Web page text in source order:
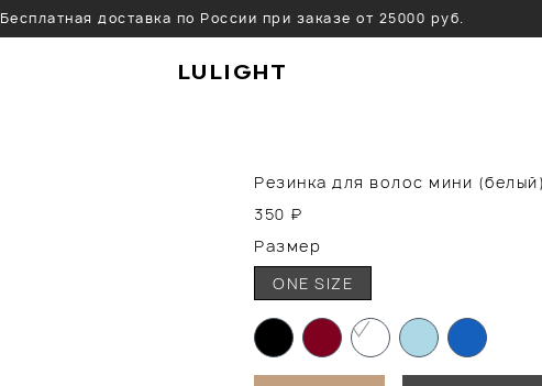
Бесплатная доставка по России при заказе от 25000 руб.
LULIGHT
Резинка для волос мини (белый)
350 ₽
Размер
ONE SIZE